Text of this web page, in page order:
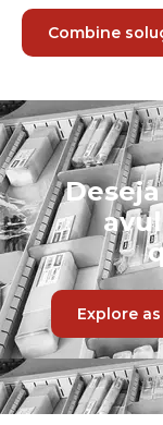
Combine
Explore